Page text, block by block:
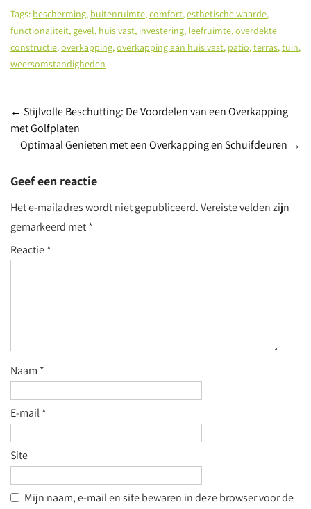
Tags: bescherming, buitenruimte,comfort,esthetische waarde,
functionaliteit, gevel, huis vast, investering, leefruimte,overdekte
constructie,overkapping,overkapping aan huis vast, patio,terras,tuin,
weersomstandigheden
Post
navigation
← Stijlvolle Beschutting: De Voordelen van een Overkapping
met Golfplaten
Optimaal Genieten met een Overkapping en Schuifdeuren →
Geef een reactie
Het e-mailadres wordt niet gepubliceerd.Vereiste velden zijn
gemarkeerd met*
Reactie*
Naam *
E-mail*
Site
Mijn naam, e-mail en site bewaren in deze browser voor de